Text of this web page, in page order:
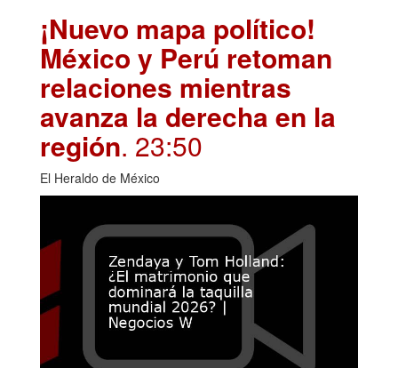
¡Nuevo mapa político!
México y Perú retoman
relaciones mientras
avanza la derecha en la
región. 23:50
El Heraldo de México